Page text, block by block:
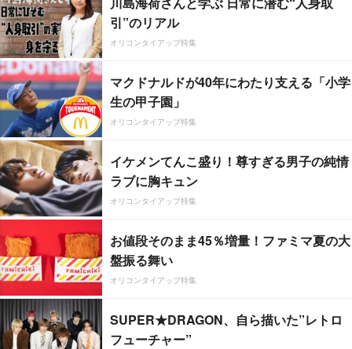
引”のリアル
オリコンタイアップ特集
マクドナルドが40年にわたり支える「小学
生の甲子園」
オリコンタイアップ特集
イケメンてんこ盛り！尊すぎる男子の純情
ラブに胸キュン
オリコンタイアップ特集
お値段そのまま45％増量！ファミマ夏の大
盤振る舞い
オリコンタイアップ特集
SUPER★DRAGON、自ら描いた”レトロ
フューチャー”